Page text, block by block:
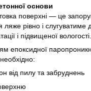
основи
поверхні — це
ляже рівно і слугуватиме
і підвищеної вологості.
епоксидної
необхідно:
від пилу та забруднень